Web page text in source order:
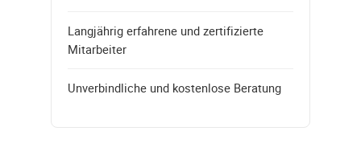
Langjährig erfahrene und zertifizierte
Mitarbeiter
Unverbindliche und kostenlose Beratung